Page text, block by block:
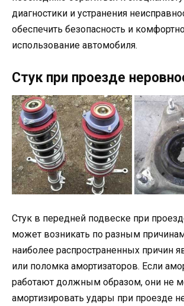
диагностики и устранения
обеспечить безопасность и
использование автомобиля.
Стук при проезде
Стук в передней подвеске при
может возникать по разным
наиболее распространенных причин
или поломка амортизаторов. Если
работают должным образом, они не
амортизировать удары при проезде